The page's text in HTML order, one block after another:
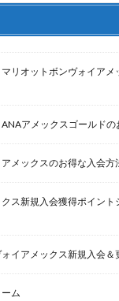
マリオットボンヴォイア
ANAアメックスゴールド
アメックスのお得な入会方
ス新規入会獲得ポイント
イアメックス新規入会＆
ム